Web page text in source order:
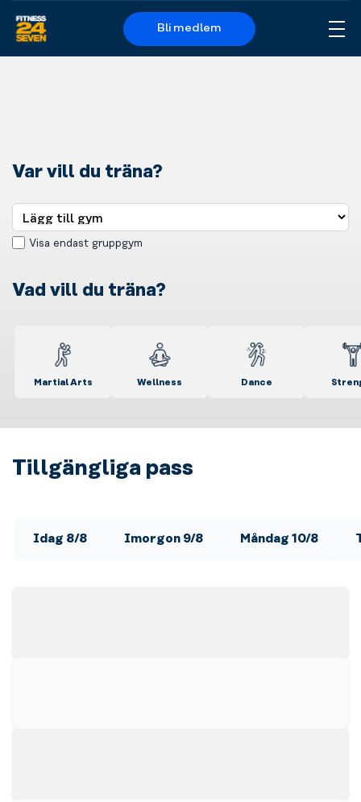
Logo
Bli medlem
Var vill du träna?
Visa endast gruppgym
Vad vill du träna?
Martial Arts Wellness Dance
Tillgängliga pass
Idag 8/8 Imorgon 9/8 Måndag 10/8